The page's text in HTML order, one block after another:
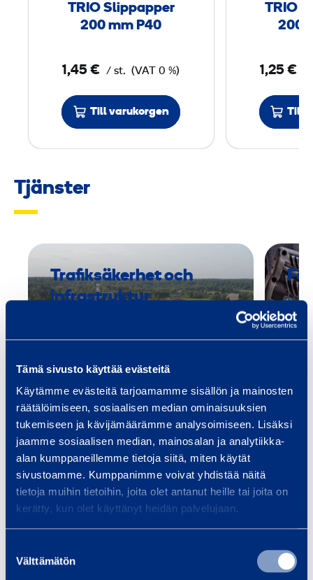
Tämä sivusto käyttää evästeitä
Käytämme evästeitä tarjoamamme sisällön ja mainosten
räätälöimiseen, sosiaalisen median ominaisuuksien
tukemiseen ja kävijämäärämme analysoimiseen. Lisäksi
jaamme sosiaalisen median, mainosalan ja analytiikka-
alan kumppaneillemme tietoja siitä, miten käytät
sivustoamme. Kumppanimme voivat yhdistää näitä
tietoja muihin tietoihin, joita olet antanut heille tai joita on
kerätty, kun olet käyttänyt heidän palvelujaan.
valinta
Välttämätön
p
p
p
e
r
2
m
4
0
TRIO Slippapper
200 mm P40
1,45 € / st. (VAT 0 %)
Till varukorgen
TRIO
200
1,25 €
Till
Tjänster
Trafiksäkerhet och
infrastruktur
tjänster för
om ditt projekt är en bro, tunnel,
…
Läs mer
och
Träningar
Se alla utbildningar